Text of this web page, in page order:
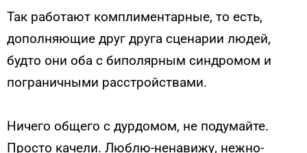
Так работают комплиментарные, то есть,
дополняющие друг друга сценарии людей,
будто они оба с биполярным синдромом и
пограничными расстройствами.
Ничего общего с дурдомом, не подумайте.
Просто качели. Люблю-ненавижу, нежно-